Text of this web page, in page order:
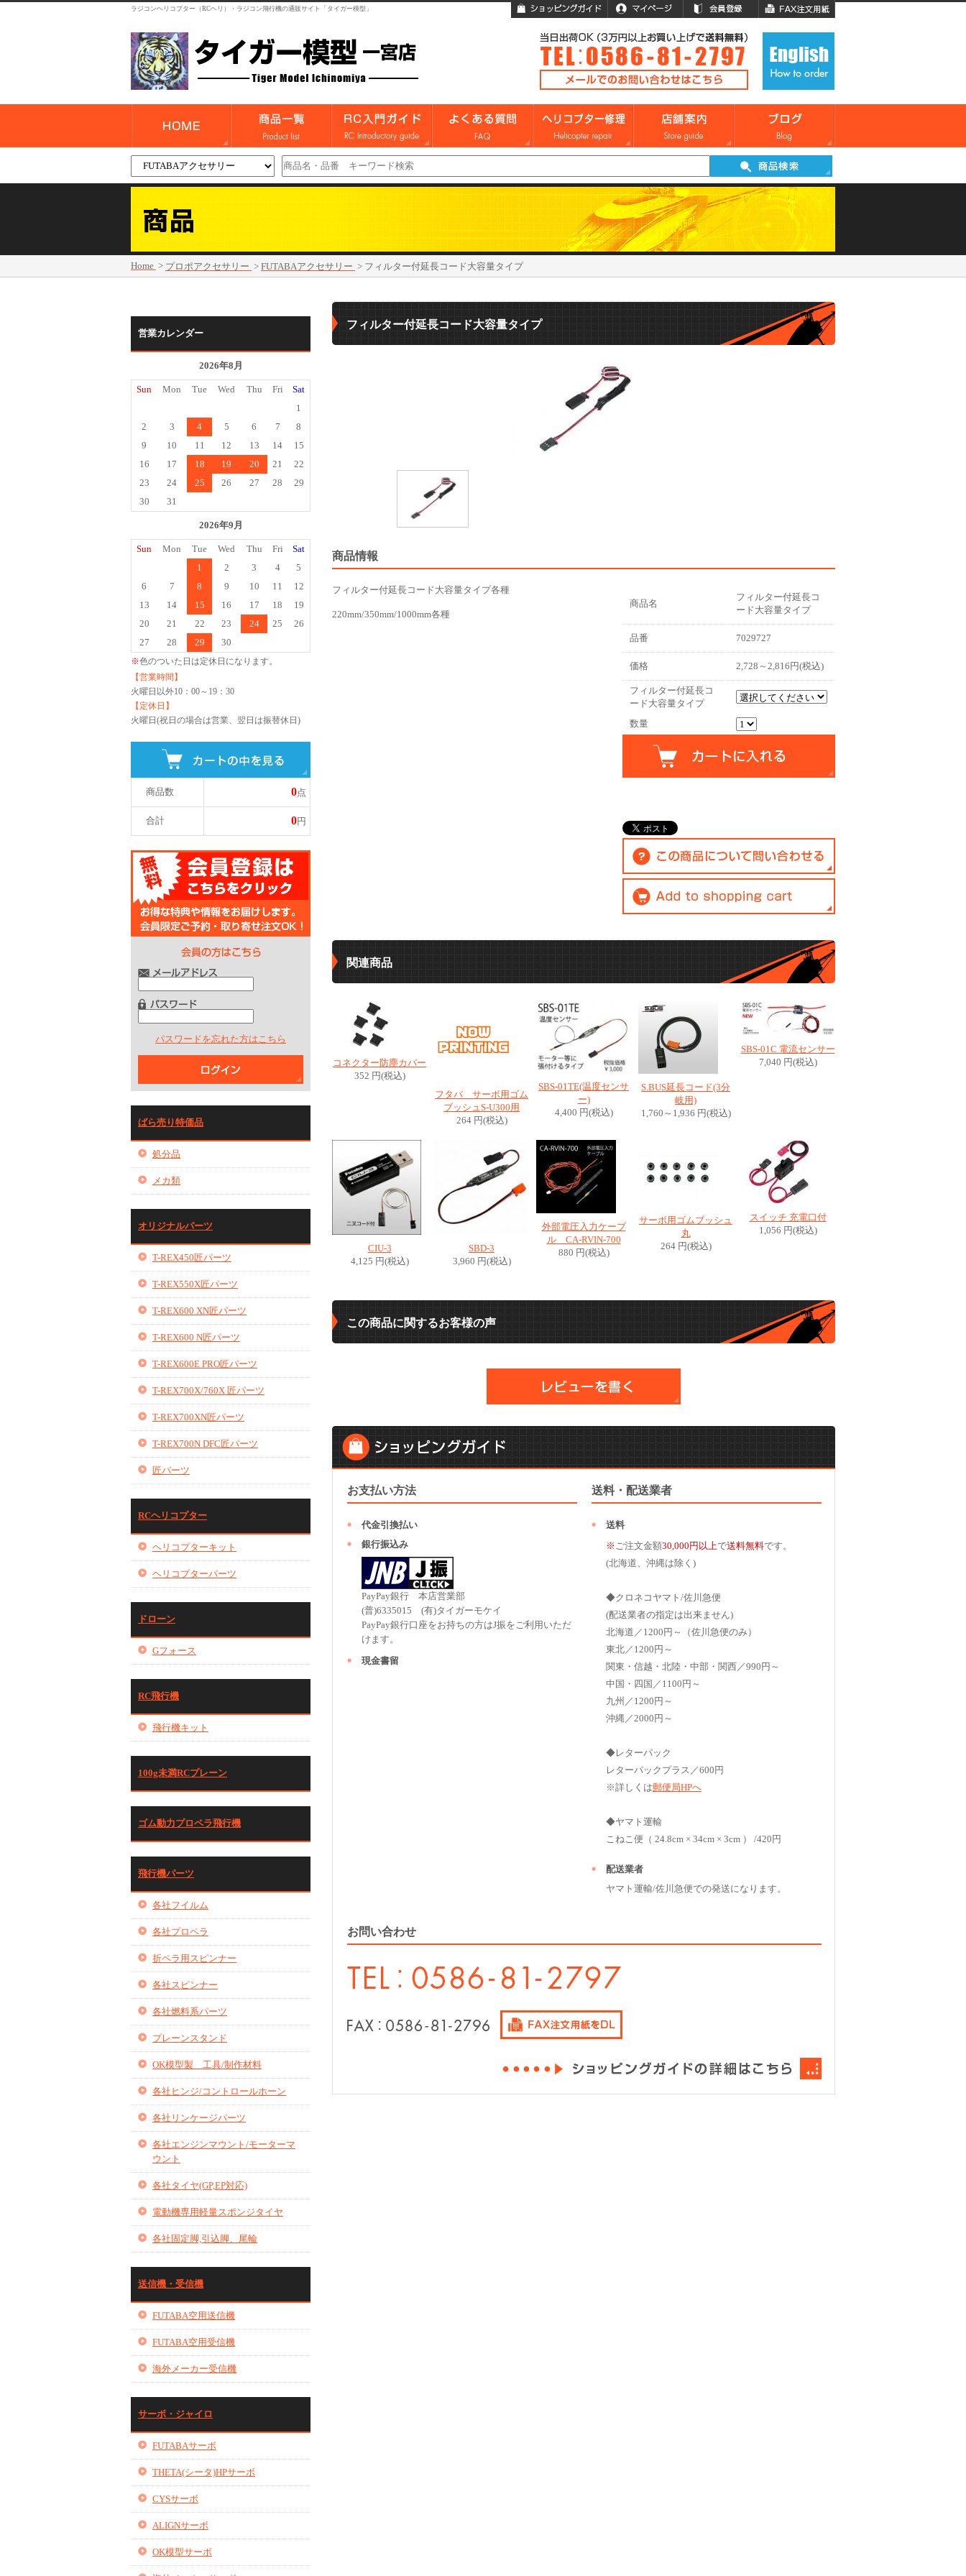
ラジコンヘリコプター（RCヘリ）・ラジコン飛行機の通販サイト「タイガー模型」
Home > プロポアクセサリー > FUTABAアクセサリー > フィルター付延長コード大容量タイプ
営業カレンダー
2026年8月
Sun Mon Tue Wed Thu Fri
Sat
1
2
3 4 5 6 7
8
9
10 11 12 13 14
15
16
17 18 19 20 21
22
23
24 25 26 27 28
29
30
31
2026年9月
Sun Mon Tue Wed Thu Fri
Sat
1
2 3 4
5
6
7 8 9 10 11
12
13
14 15 16 17 18
19
20
21 22 23 24 25
26
27
28 29 30
※色のついた日は定休日になります。
【営業時間】
火曜日以外10：00～19：30
【定休日】
火曜日(祝日の場合は営業、翌日は振替休日)
商品数 0点
合計 0円
パスワードを忘れた方はこちら
ばら売り特価品
処分品
メカ類
オリジナルパーツ
T-REX450匠パーツ
T-REX550X匠パーツ
T-REX600 XN匠パーツ
T-REX600 N匠パーツ
T-REX600E PRO匠パーツ
T-REX700X/760X 匠パーツ
T-REX700XN匠パーツ
T-REX700N DFC匠パーツ
匠パーツ
RCヘリコプター
ヘリコプターキット
ヘリコプターパーツ
ドローン
Gフォース
RC飛行機
飛行機キット
100g未満RCプレーン
ゴム動力プロペラ飛行機
飛行機パーツ
各社フイルム
各社プロペラ
折ペラ用スピンナー
各社スピンナー
各社燃料系パーツ
プレーンスタンド
OK模型製 工具/制作材料
各社ヒンジ/コントロールホーン
各社リンケージパーツ
各社エンジンマウント/モーターマ
ウント
各社タイヤ(GP,EP対応)
電動機専用軽量スポンジタイヤ
各社固定脚,引込脚、尾輪
送信機・受信機
FUTABA空用送信機
FUTABA空用受信機
海外メーカー受信機
サーボ・ジャイロ
FUTABAサーボ
THETA(シータ)HPサーボ
CYSサーボ
ALIGNサーボ
OK模型サーボ
フィルター付延長コード大容量タイプ
商品情報
フィルター付延長コード大容量タイプ各種
220mm/350mm/1000mm各種
商品名
フィルター付延長コ
ード大容量タイプ
品番 7029727
価格 2,728～2,816円(税込)
フィルター付延長コ
ード大容量タイプ
数量
関連商品
コネクター防塵カバー
352 円(税込)
フタバ サーボ用ゴム
ブッシュS-U300用
264 円(税込)
SBS-01TE(温度センサ
ー)
4,400 円(税込)
S.BUS延長コード(3分
岐用)
1,760～1,936 円(税込)
SBS-01C 電流センサー
7,040 円(税込)
CIU-3
4,125 円(税込)
SBD-3
3,960 円(税込)
外部電圧入力ケーブ
ル CA-RVIN-700
880 円(税込)
サーボ用ゴムブッシュ
丸
264 円(税込)
スイッチ 充電口付
1,056 円(税込)
この商品に関するお客様の声
お支払い方法
代金引換払い
銀行振込み
PayPay銀行 本店営業部
(普)6335015 (有)タイガーモケイ
PayPay銀行口座をお持ちの方はJ振をご利用いただ
けます。
現金書留
送料・配送業者
送料
※ ご注文金額30,000円以上で送料無料です。
(北海道、沖縄は除く)
◆クロネコヤマト/佐川急便
(配送業者の指定は出来ません)
北海道／1200円～（佐川急便のみ）
東北／1200円～
関東・信越・北陸・中部・関西／990円～
中国・四国／1100円～
九州／1200円～
沖縄／2000円～
◆レターパック
レターパックプラス／600円
※詳しくは郵便局HPへ
◆ヤマト運輸
こねこ便（ 24.8cm × 34cm × 3cm ） /420円
配送業者
ヤマト運輸/佐川急便での発送になります。
お問い合わせ